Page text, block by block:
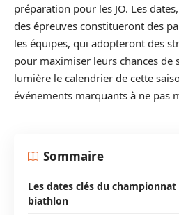
préparation pour les JO. Les
des épreuves constitueront des
les équipes, qui adopteront des
pour maximiser leurs chances de
lumière le calendrier de cette
événements marquants à ne pas
Sommaire
Les dates clés du
biathlon